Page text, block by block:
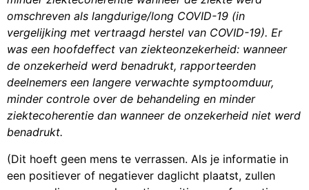
omschreven als langdurige/long COVID-19 (in
vergelijking met vertraagd herstel van COVID-19). Er
was een hoofdeffect van ziekteonzekerheid: wanneer
de onzekerheid werd benadrukt, rapporteerden
deelnemers een langere verwachte symptoomduur,
minder controle over de behandeling en minder
ziektecoherentie dan wanneer de onzekerheid niet werd
benadrukt.
(Dit hoeft geen mens te verrassen. Als je informatie in
een positiever of negatiever daglicht plaatst, zullen